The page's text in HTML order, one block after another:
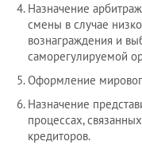
Назначение
смены в случае
вознаграждения и
саморегулируемой
Оформление
Назначение
процессах,
кредиторов.